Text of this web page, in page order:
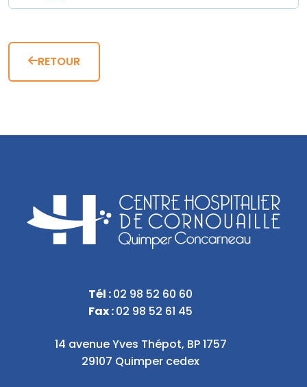
RETOUR
Tél : 02 98 52 60 60
Fax : 02 98 52 61 45
14 avenue Yves Thépot, BP 1757
29107 Quimper cedex